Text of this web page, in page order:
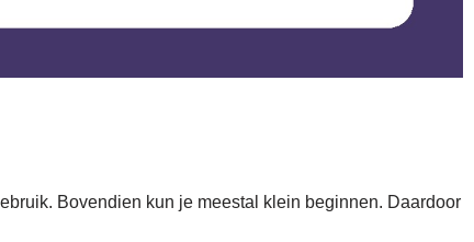
Bovendien kun je meestal klein beginnen. Daardoor